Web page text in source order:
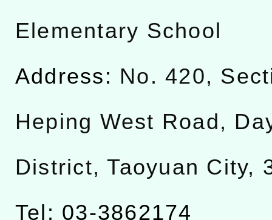
Elementary School
Address: No. 420,
Heping West Road,
District, Taoyuan City,
Tel: 03-3862174